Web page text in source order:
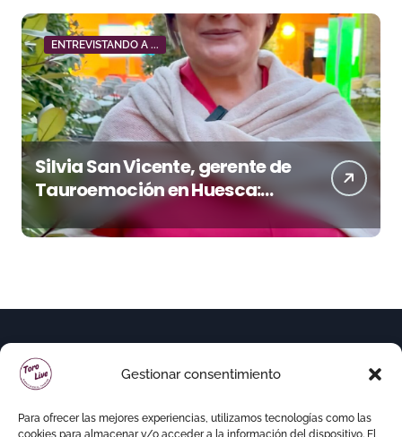
Gestionar consentimiento
Para ofrecer las mejores experiencias, utilizamos tecnologías como las
cookies para almacenar y/o acceder a la información del dispositivo. El
ENTREVISTANDO A ...
Silvia San Vicente, gerente de
Tauroemoción en Huesca:
«Todas las figuras del toreo
quieren venir a esta feria»